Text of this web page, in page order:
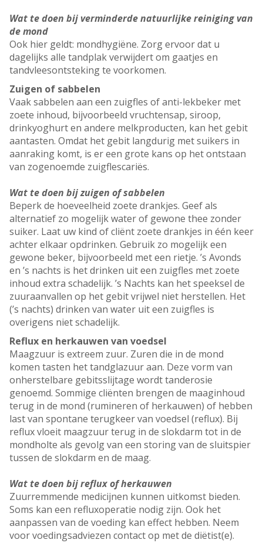
Wat te doen bij verminderde natuurlijke reiniging van
de mond
Ook hier geldt: mondhygiëne. Zorg ervoor dat u
dagelijks alle tandplak verwijdert om gaatjes en
tandvleesontsteking te voorkomen.
Zuigen of sabbelen
Vaak sabbelen aan een zuigfles of anti-lekbeker met
zoete inhoud, bijvoorbeeld vruchtensap, siroop,
drinkyoghurt en andere melkproducten, kan het gebit
aantasten. Omdat het gebit langdurig met suikers in
aanraking komt, is er een grote kans op het ontstaan
van zogenoemde zuigflescariës.
Wat te doen bij zuigen of sabbelen
Beperk de hoeveelheid zoete drankjes. Geef als
alternatief zo mogelijk water of gewone thee zonder
suiker. Laat uw kind of cliënt zoete drankjes in één keer
achter elkaar opdrinken. Gebruik zo mogelijk een
gewone beker, bijvoorbeeld met een rietje. ’s Avonds
en ’s nachts is het drinken uit een zuigfles met zoete
inhoud extra schadelijk. ’s Nachts kan het speeksel de
zuuraanvallen op het gebit vrijwel niet herstellen. Het
(’s nachts) drinken van water uit een zuigfles is
overigens niet schadelijk.
Reflux en herkauwen van voedsel
Maagzuur is extreem zuur. Zuren die in de mond
komen tasten het tandglazuur aan. Deze vorm van
onherstelbare gebitsslijtage wordt tanderosie
genoemd. Sommige cliënten brengen de maaginhoud
terug in de mond (rumineren of herkauwen) of hebben
last van spontane terugkeer van voedsel (reflux). Bij
reflux vloeit maagzuur terug in de slokdarm tot in de
mondholte als gevolg van een storing van de sluitspier
tussen de slokdarm en de maag.
Wat te doen bij reflux of herkauwen
Zuurremmende medicijnen kunnen uitkomst bieden.
Soms kan een refluxoperatie nodig zijn. Ook het
aanpassen van de voeding kan effect hebben. Neem
voor voedingsadviezen contact op met de diëtist(e).